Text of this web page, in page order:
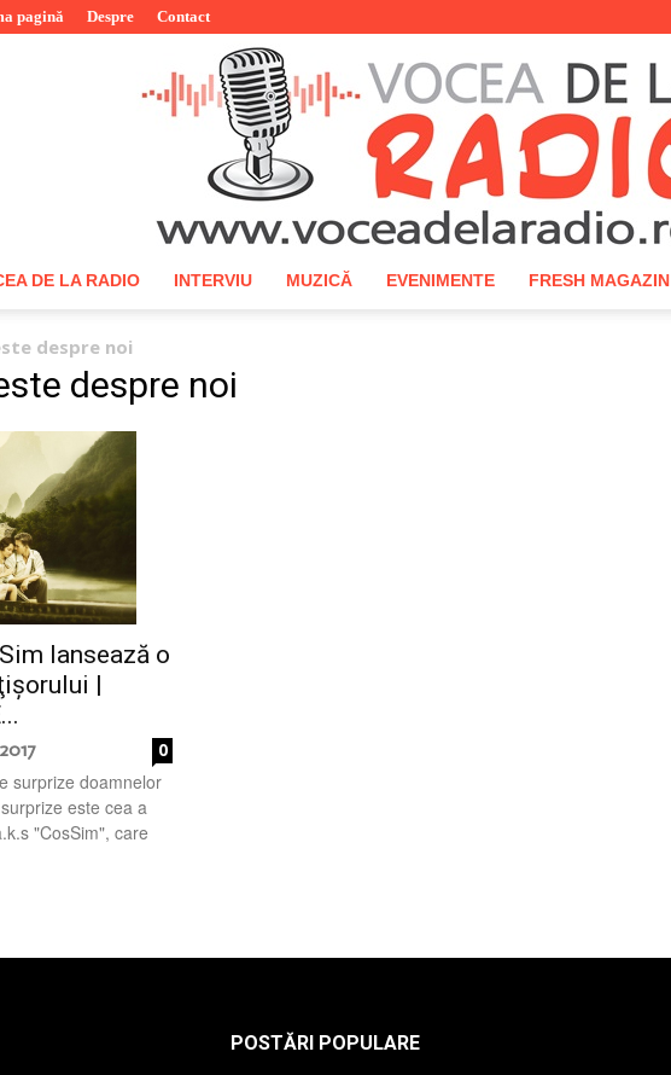
pagină Despre Contact
DE LA RADIO INTERVIU MUZICĂ EVENIMENTE FRESH MAGAZIN
despre noi
despre noi
lansează o
|
0
surprize doamnelor
este cea a
"CosSim", care
POSTĂRI POPULARE